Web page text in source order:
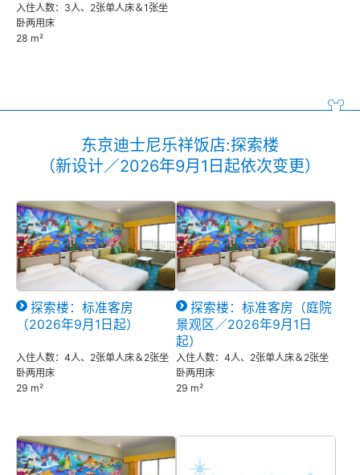
入住人数：3人、2张单人床＆1张坐
卧两用床
28 m²
东京迪士尼乐祥饭店:探索楼
（新设计／2026年9月1日起依次变更）
探索楼：标准客房
（2026年9月1日起）
入住人数：4人、2张单人床＆2张坐
卧两用床
29 m²
探索楼：标准客房（庭院
景观区／2026年9月1日
起）
入住人数：4人、2张单人床＆2张坐
卧两用床
29 m²